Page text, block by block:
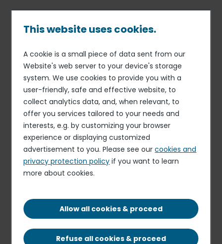
content
Breadcrumb
Published on 07 Jul. 2026
Serunion
Cocinero/a
Apply for this role
Working hours
This website uses cookies.
A cookie is a small piece of data sent from our
Website's web server to your device's storage
system. We use cookies to provide you with a
user-friendly, safe and effective website, to
collect analytics data, and, when relevant, to
offer you services tailored to your needs and
interests, e.g. by customizing your browser
experience or displaying customized
advertisement to you. Please see ourcookies and
privacy protection policy if you want to learn
more about cookies.
Allow all cookies & proceed
Refuse all cookies & proceed